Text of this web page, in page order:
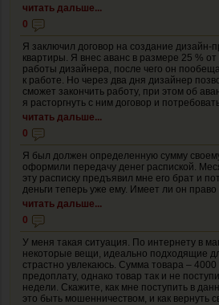
читать дальше...
0
Я заключил договор на создание дизайн-
квартиры. Я внес аванс в размере 25 %
работы дизайнера, после чего он
к работе. Но через два дня дизайнер
сможет закончить работу, при этом об
я расторгнуть с ним договор и
читать дальше...
0
Я был должен определенную сумму
оформили передачу денег распиской.
эту расписку предъявил мне его брат и
деньги теперь уже ему. Имеет ли он право
читать дальше...
0
У меня такая ситуация. По интернету в
некоторые вещи, идеально подходящие
страстно увлекаюсь. Сумма товара –
предоплату, однако товар так и не
недели. Скажите, как мне поступить в
это быть мошенничеством, и как вернуть